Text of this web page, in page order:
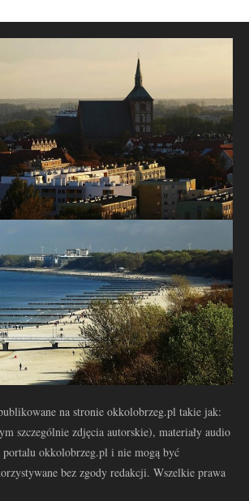
na stronie okkolobrzeg.pl takie jak:
szczególnie zdjęcia autorskie), materiały audio
portalu okkolobrzeg.pl i nie mogą być
bez zgody redakcji. Wszelkie prawa